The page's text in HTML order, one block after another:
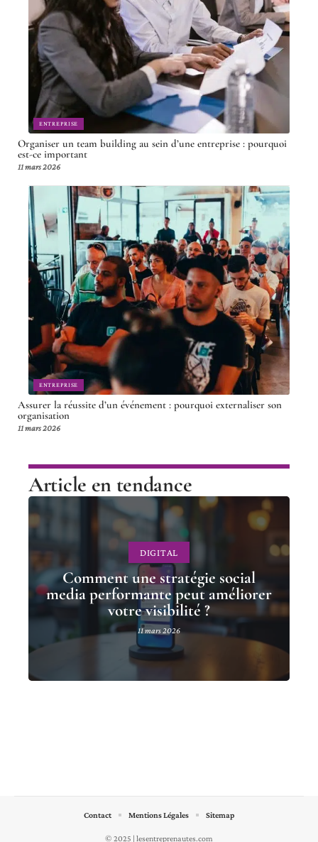
ENTREPRISE
Organiser un team building au sein d’une entreprise : pourquoi
est-ce important
11 mars 2026
ENTREPRISE
Assurer la réussite d’un événement : pourquoi externaliser son
organisation
11 mars 2026
Article en tendance
DIGITAL
Comment une stratégie social
media performante peut améliorer
votre visibilité ?
11 mars 2026
© 2025 | lesentreprenautes.com
Contact Mentions Légales Sitemap